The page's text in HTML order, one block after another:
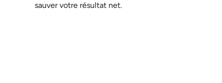
sauver votre résultat net.